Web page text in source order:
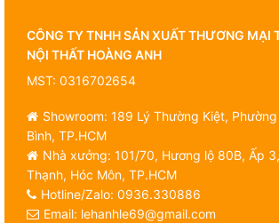
CÔNG TY TNHH SẢN XUẤT THƯƠNG MẠI
NỘI THẤT HOÀNG ANH
MST: 0316702654
Showroom: 189 Lý Thường Kiệt,
Bình, TP.HCM
Nhà xưởng: 101/70, Hương lộ 80B, Ấp
Thạnh, Hóc Môn, TP.HCM
Hotline/Zalo: 0936.330886
Email: lehanhle69@gmail.com